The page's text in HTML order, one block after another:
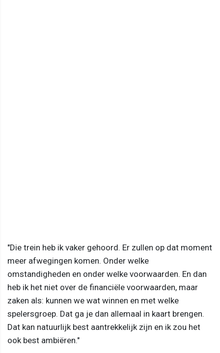
"Die trein heb ik vaker gehoord. Er zullen op dat moment
meer afwegingen komen. Onder welke
omstandigheden en onder welke voorwaarden. En dan
heb ik het niet over de financiële voorwaarden, maar
zaken als: kunnen we wat winnen en met welke
spelersgroep. Dat ga je dan allemaal in kaart brengen.
Dat kan natuurlijk best aantrekkelijk zijn en ik zou het
ook best ambiëren."